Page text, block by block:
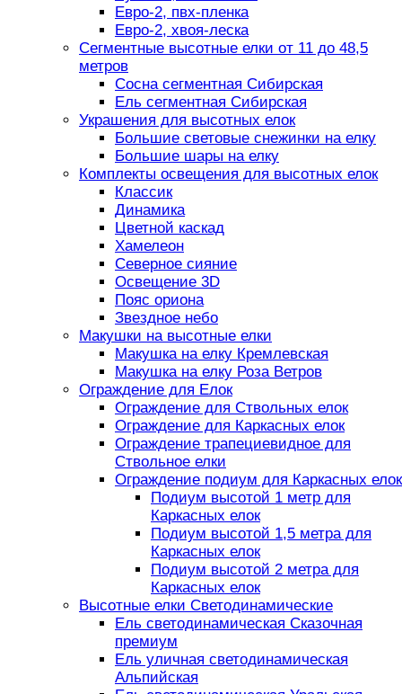
Евро-2, пвх-пленка
Евро-2, хвоя-леска
Сегментные высотные елки от 11 до 48,5
метров
Сосна сегментная Сибирская
Ель сегментная Сибирская
Украшения для высотных елок
Большие световые снежинки на елку
Большие шары на елку
Комплекты освещения для высотных елок
Классик
Динамика
Цветной каскад
Хамелеон
Северное сияние
Освещение 3D
Пояс ориона
Звездное небо
Макушки на высотные елки
Макушка на елку Кремлевская
Макушка на елку Роза Ветров
Ограждение для Елок
Ограждение для Ствольных елок
Ограждение для Каркасных елок
Ограждение трапециевидное для
Ствольное елки
Ограждение подиум для Каркасных елок
Подиум высотой 1 метр для
Каркасных елок
Подиум высотой 1,5 метра для
Каркасных елок
Подиум высотой 2 метра для
Каркасных елок
Высотные елки Светодинамические
Ель светодинамическая Сказочная
премиум
Ель уличная светодинамическая
Альпийская